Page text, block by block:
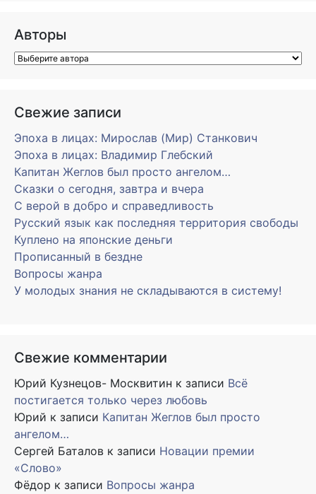
Авторы
Свежие записи
Эпоха в лицах: Мирослав (Мир) Станкович
Эпоха в лицах: Владимир Глебский
Капитан Жеглов был просто ангелом…
Сказки о сегодня, завтра и вчера
С верой в добро и справедливость
Русский язык как последняя территория свободы
Куплено на японские деньги
Прописанный в бездне
Вопросы жанра
У молодых знания не складываются в систему!
Свежие комментарии
Юрий Кузнецов- Москвитин к записи Всё
постигается только через любовь
Юрий к записи Капитан Жеглов был просто
ангелом…
Сергей Баталов к записи Новации премии
«Слово»
Фёдор к записи Вопросы жанра